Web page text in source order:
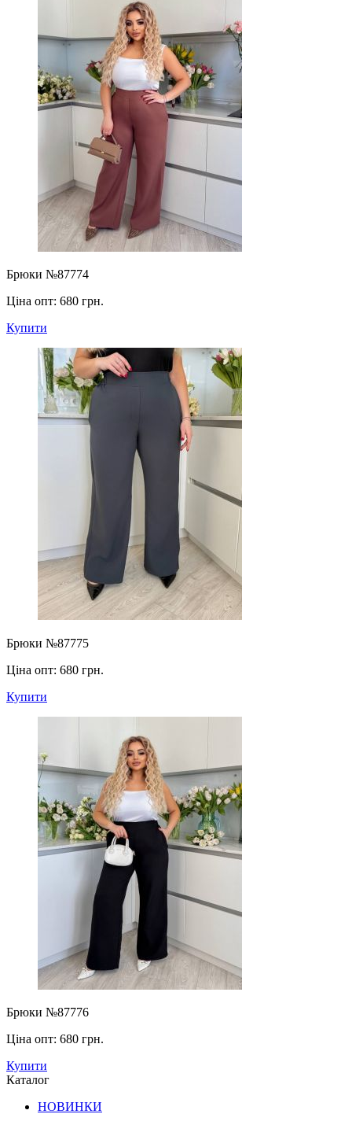
Брюки №87774
Ціна опт: 680 грн.
Купити
Брюки №87775
Ціна опт: 680 грн.
Купити
Брюки №87776
Ціна опт: 680 грн.
Купити
Каталог
НОВИНКИ